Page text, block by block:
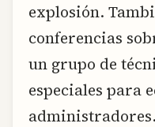
explosión.
conferencias
un grupo de
especiales para
administradores.